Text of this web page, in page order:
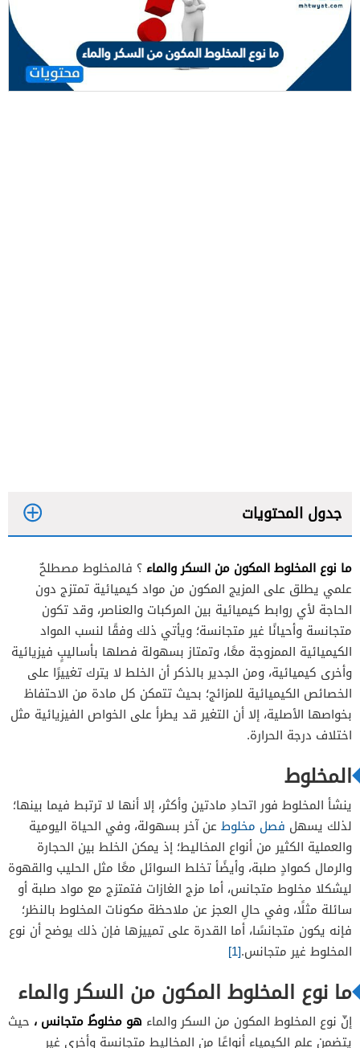
جدول المحتويات
ما نوع المخلوط المكون من السكر والماء ؟ فالمخلوط مصطلحٌ
علمي يطلق على المزيج المكون من مواد كيميائية تمتزج دون
الحاجة لأي روابط كيميائية بين المركبات والعناصر، وقد تكون
متجانسة وأحيانًا غير متجانسة؛ ويأتي ذلك وفقًا لنسب المواد
الكيميائية الممزوجة معًا، وتمتاز بسهولة فصلها بأساليبٍ فيزيائية
وأخرى كيميائية، ومن الجدير بالذكر أن الخلط لا يترك تغييرًا على
الخصائص الكيميائية للمزائج؛ بحيث تتمكن كل مادة من الاحتفاظ
بخواصها الأصلية، إلا أن التغير قد يطرأ على الخواص الفيزيائية مثل
اختلاف درجة الحرارة.
المخلوط
ينشأ المخلوط فور اتحادِ مادتين وأكثر، إلا أنها لا ترتبط فيما بينها؛
لذلك يسهل فصل مخلوط عن آخر بسهولة، وفي الحياة اليومية
والعملية الكثير من أنواع المخاليط؛ إذ يمكن الخلط بين الحجارة
والرمال كموادٍ صلبة، وأيضًأ تخلط السوائل معًا مثل الحليب والقهوة
ليشكلا مخلوط متجانس، أما مزج الغازات فتمتزج مع مواد صلبة أو
سائلة مثلًا، وفي حالِ العجز عن ملاحظة مكونات المخلوط بالنظر؛
فإنه يكون متجانسًا، أما القدرة على تمييزها فإن ذلك يوضح أن نوع
المخلوط غير متجانس.[1]
ما نوع المخلوط المكون من السكر والماء
إنّ نوع المخلوط المكون من السكر والماء هو مخلوطٌ متجانس ، حيث
يتضمن علم الكيمياء أنواعًا من المخاليط متجانسة وأخرى غير